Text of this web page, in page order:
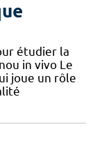
étudier la
in vivo Le
joue un rôle